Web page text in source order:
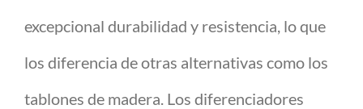
excepcional durabilidad y resistencia, lo que
los diferencia de otras alternativas como los
tablones de madera. Los diferenciadores